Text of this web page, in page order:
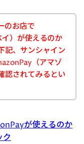
のお店で
）が使えるのか
記、サンシャイン
（アマゾ
認されてみるとい
が使えるのか
ク